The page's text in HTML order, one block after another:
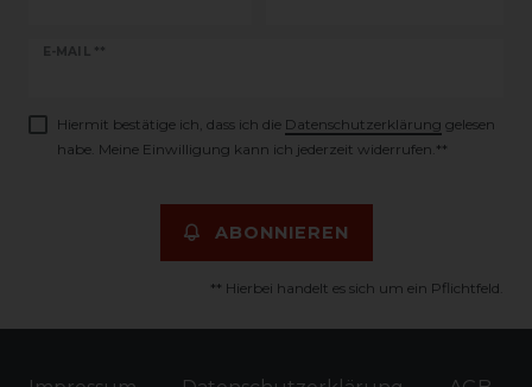
E-MAIL **
Newsletter
Hiermit bestätige ich, dass ich die Daten­schutz­erklärung gelesen
habe. Meine Einwilligung kann ich jederzeit widerrufen.**
ABONNIEREN
** Hierbei handelt es sich um ein Pflichtfeld.